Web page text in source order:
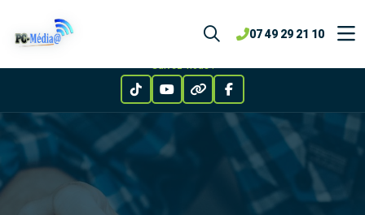
1 bis rue des Pinsons, Notre-Dame-de-Sanilhac
pcmedia24@gmail.com
Lun-Ven 9h-18h · Sam 9h-12h
Suivez-nous :
07 49 29 21 10